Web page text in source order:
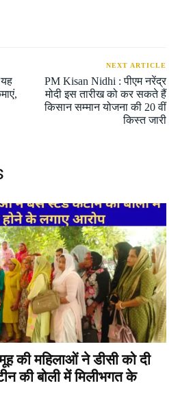
NEXT ARTICLE
PM Kisan Nidhi : पीएम नरेंद्र
मोदी इस तारीख को कर सकते हैं
किसान सम्मान योजना की 20 वीं
किस्त जारी
की महिलाओं ने डीसी को दी
की बोली में मिलीभगत के